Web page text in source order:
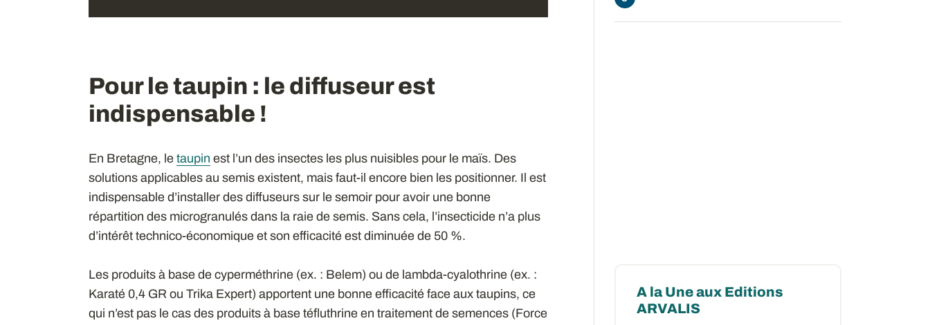
Pour le taupin : le diffuseur est
indispensable !
En Bretagne, le taupin est l’un des insectes les plus nuisibles pour le maïs. Des
solutions applicables au semis existent, mais faut-il encore bien les positionner. Il est
indispensable d’installer des diffuseurs sur le semoir pour avoir une bonne
répartition des microgranulés dans la raie de semis. Sans cela, l’insecticide n’a plus
d’intérêt technico-économique et son efficacité est diminuée de 50 %.
Les produits à base de cyperméthrine (ex. : Belem) ou de lambda-cyalothrine (ex. :
Karaté 0,4 GR ou Trika Expert) apportent une bonne efficacité face aux taupins, ce
qui n’est pas le cas des produits à base téfluthrine en traitement de semences (Force
A la Une aux Editions
ARVALIS